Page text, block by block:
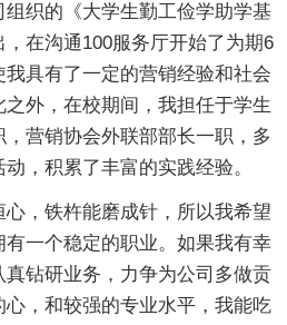
织的《大学生勤工俭学助学基
在沟通100服务厅开始了为期6
具有了一定的营销经验和社会
外，在校期间，我担任于学生
营销协会外联部部长一职，多
，积累了丰富的实践经验。
，铁杵能磨成针，所以我希望
一个稳定的职业。如果我有幸
钻研业务，力争为公司多做贡
，和较强的专业水平，我能吃